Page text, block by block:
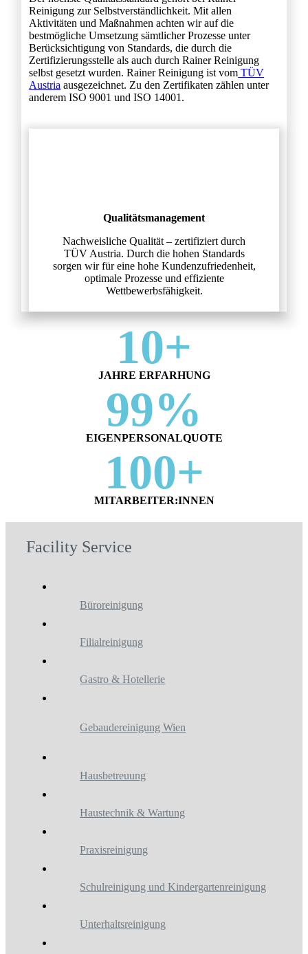
Reinigung zur Selbstverständlichkeit. Mit allen
Aktivitäten und Maßnahmen achten wir auf die
bestmögliche Umsetzung sämtlicher Prozesse unter
Berücksichtigung von Standards, die durch die
Zertifizierungsstelle als auch durch Rainer Reinigung
selbst gesetzt wurden. Rainer Reinigung ist vom TÜV
Austria ausgezeichnet. Zu den Zertifikaten zählen unter
anderem ISO 9001 und ISO 14001.
Qualitätsmanagement
Nachweisliche Qualität – zertifiziert durch
TÜV Austria. Durch die hohen Standards
sorgen wir für eine hohe Kundenzufriedenheit,
optimale Prozesse und effiziente
Wettbewerbsfähigkeit.
10+
JAHRE ERFARHUNG
99%
EIGENPERSONALQUOTE
100+
MITARBEITER:INNEN
Facility Service
Büroreinigung
Filialreinigung
Gastro & Hotellerie
Gebaudereinigung Wien
Hausbetreuung
Haustechnik & Wartung
Praxisreinigung
Schulreinigung und Kindergartenreinigung
Unterhaltsreinigung